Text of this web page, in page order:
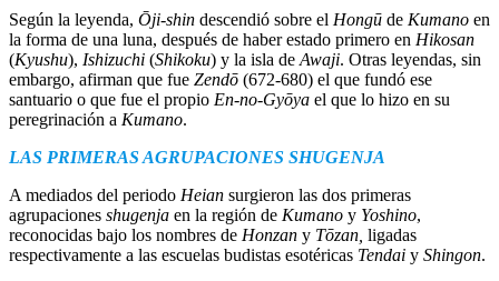
Según la leyenda, Ōji-shin descendió sobre el Hongū de Kumano en
la forma de una luna, después de haber estado primero en Hikosan
(Kyushu), Ishizuchi (Shikoku) y la isla de Awaji. Otras leyendas, sin
embargo, afirman que fue Zendō (672-680) el que fundó ese
santuario o que fue el propio En-no-Gyōya el que lo hizo en su
peregrinación a Kumano.
LAS PRIMERAS AGRUPACIONES SHUGENJA
A mediados del periodo Heian surgieron las dos primeras
agrupaciones shugenja en la región de Kumano y Yoshino,
reconocidas bajo los nombres de Honzan y Tōzan, ligadas
respectivamente a las escuelas budistas esotéricas Tendai y Shingon.